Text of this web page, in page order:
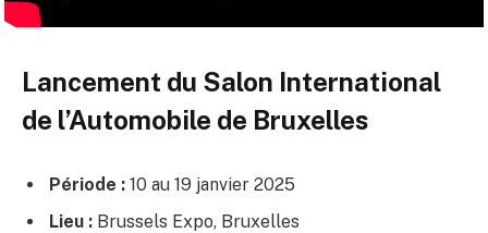
Lancement du Salon International
de l’Automobile de Bruxelles
Période : 10 au 19 janvier 2025
Lieu : Brussels Expo, Bruxelles